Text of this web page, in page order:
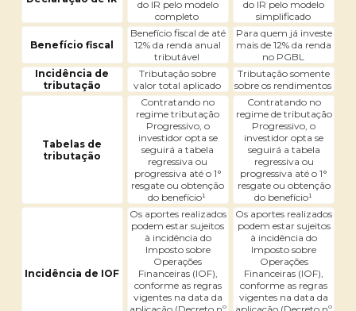
do IR pelo modelo
completo
do IR pelo modelo
simplificado
Benefício fiscal
Benefício fiscal de até
12% da renda anual
tributável
Para quem já investe
mais de 12% da renda
no PGBL
Incidência de
tributação
Tributação sobre
valor total aplicado
Tributação somente
sobre os rendimentos
Tabelas de
tributação
Contratando no
regime tributação
Progressivo, o
investidor opta se
seguirá a tabela
regressiva ou
progressiva até o 1°
resgate ou obtenção
do benefício¹
Contratando no
regime de tributação
Progressivo, o
investidor opta se
seguirá a tabela
regressiva ou
progressiva até o 1°
resgate ou obtenção
do benefício¹
Incidência de IOF
Os aportes realizados
podem estar sujeitos
à incidência do
Imposto sobre
Operações
Financeiras (IOF),
conforme as regras
vigentes na data da
Os aportes realizados
podem estar sujeitos
à incidência do
Imposto sobre
Operações
Financeiras (IOF),
conforme as regras
vigentes na data da